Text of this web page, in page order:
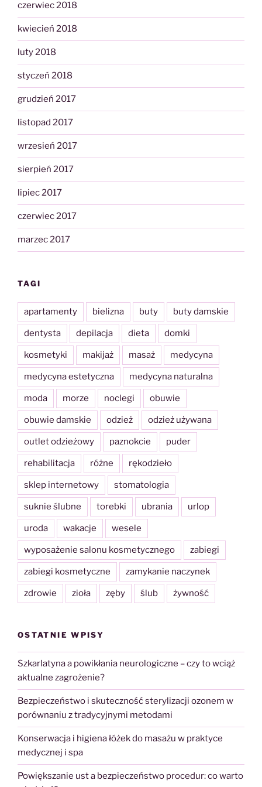
czerwiec 2018
kwiecień 2018
luty 2018
styczeń 2018
grudzień 2017
listopad 2017
wrzesień 2017
sierpień 2017
lipiec 2017
czerwiec 2017
marzec 2017
TAGI
apartamenty bielizna buty buty damskie
dentysta depilacja dieta domki
kosmetyki makijaż masaż medycyna
medycyna estetyczna medycyna naturalna
moda morze noclegi obuwie
obuwie damskie odzież odzież używana
outlet odzieżowy paznokcie puder
rehabilitacja różne rękodzieło
sklep internetowy stomatologia
suknie ślubne torebki ubrania urlop
uroda wakacje wesele
wyposażenie salonu kosmetycznego zabiegi
zabiegi kosmetyczne zamykanie naczynek
zdrowie zioła zęby ślub żywność
OSTATNIE WPISY
Szkarlatyna a powikłania neurologiczne – czy to wciąż
aktualne zagrożenie?
Bezpieczeństwo i skuteczność sterylizacji ozonem w
porównaniu z tradycyjnymi metodami
Konserwacja i higiena łóżek do masażu w praktyce
medycznej i spa
Powiększanie ust a bezpieczeństwo procedur: co warto